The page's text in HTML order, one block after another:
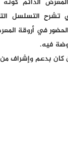
الدائم
تشرح التسلسل
في أروقة
فيه.
كان بدعم وإشراف